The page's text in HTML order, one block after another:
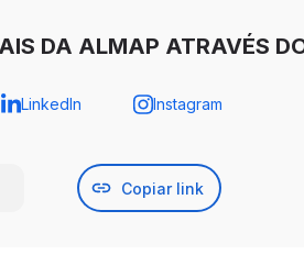
DA ALMAP ATRAVÉS
LinkedIn Instagram
Copiar link